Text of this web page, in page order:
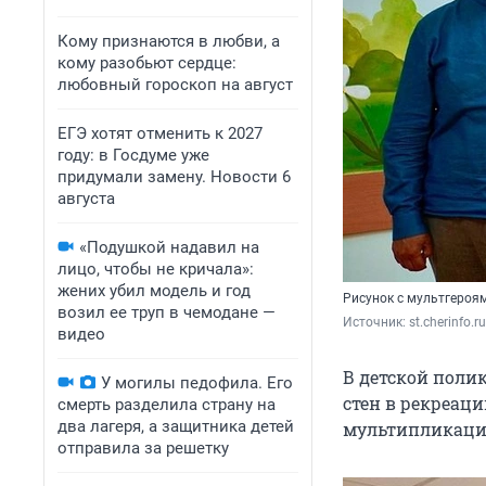
Кому признаются в любви, а
кому разобьют сердце:
любовный гороскоп на август
ЕГЭ хотят отменить к 2027
году: в Госдуме уже
придумали замену. Новости 6
августа
«Подушкой надавил на
лицо, чтобы не кричала»:
жених убил модель и год
возил ее труп в чемодане —
видео
У могилы педофила. Его
смерть разделила страну на
два лагеря, а защитника детей
отправила за решетку
Рисунок с
Источник: st.cherinfo.ru
В детской
стен в